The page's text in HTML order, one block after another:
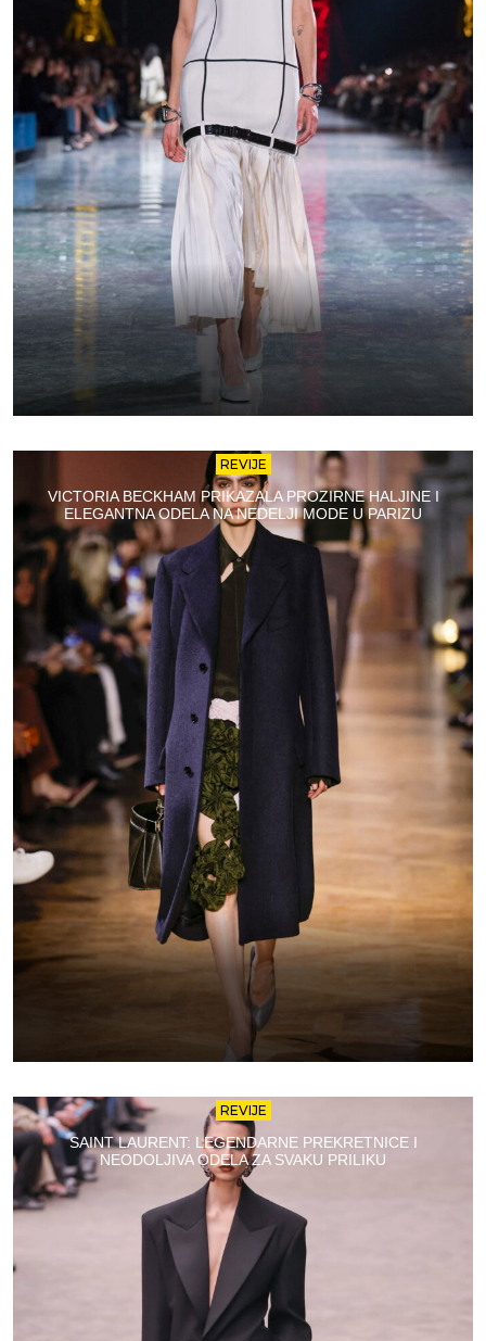
REVIJE
VICTORIA BECKHAM PRIKAZALA PROZIRNE HALJINE I
ELEGANTNA ODELA NA NEDELJI MODE U PARIZU
REVIJE
SAINT LAURENT: LEGENDARNE PREKRETNICE I
NEODOLJIVA ODELA ZA SVAKU PRILIKU